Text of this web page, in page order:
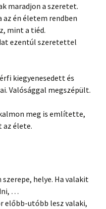
maradjon a szeretet.
én életem rendben
mint a tiéd.
ezentúl szeretettel
kiegyenesedett és
Valósággal megszépült.
meg is említette,
élete.
helye. Ha valakit
…
előbb-utóbb lesz valaki,